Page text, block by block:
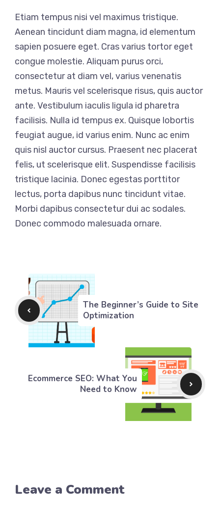
Etiam tempus nisi vel maximus tristique.
Aenean tincidunt diam magna, id elementum
sapien posuere eget. Cras varius tortor eget
congue molestie. Aliquam purus orci,
consectetur at diam vel, varius venenatis
metus. Mauris vel scelerisque risus, quis auctor
ante. Vestibulum iaculis ligula id pharetra
facilisis. Nulla id tempus ex. Quisque lobortis
feugiat augue, id varius enim. Nunc ac enim
quis nisl auctor cursus. Praesent nec placerat
felis, ut scelerisque elit. Suspendisse facilisis
tristique lacinia. Donec egestas porttitor
lectus, porta dapibus nunc tincidunt vitae.
Morbi dapibus consectetur dui ac sodales.
Donec commodo malesuada ornare.
The Beginner’s Guide to Site
Optimization
Ecommerce SEO: What You
Need to Know
Leave a Comment